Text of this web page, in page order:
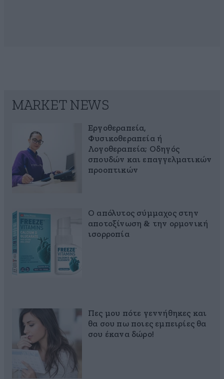
MARKET NEWS
Εργοθεραπεία,
Φυσικοθεραπεία ή
Λογοθεραπεία; Οδηγός
σπουδών και επαγγελματικών
προοπτικών
Ο απόλυτος σύμμαχος στην
αποτοξίνωση & την ορμονική
ισορροπία
Πες μου πότε γεννήθηκες και
θα σου πω ποιες εμπειρίες θα
σου έκανα δώρο!